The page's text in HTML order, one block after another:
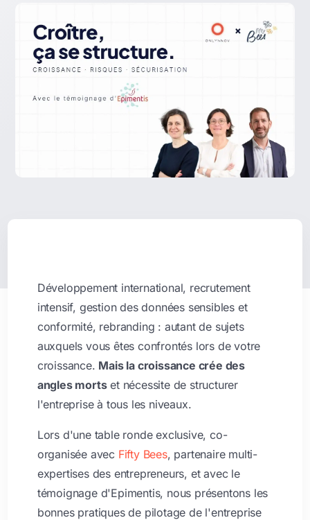
Développement international, recrutement
intensif, gestion des données sensibles et
conformité, rebranding : autant de sujets
auxquels vous êtes confrontés lors de votre
croissance. Mais la croissance crée des
angles mortset nécessite de structurer
l'entreprise à tous les niveaux.
Lors d'une table ronde exclusive, co-
organisée avec Fifty Bees, partenaire multi-
expertises des entrepreneurs, et avec le
témoignage d'Epimentis, nous présentons les
bonnes pratiques de pilotage de l'entreprise